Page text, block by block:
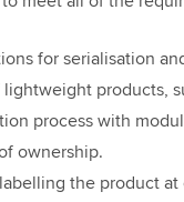
for serialisation
products,
process with
ownership.
the product at